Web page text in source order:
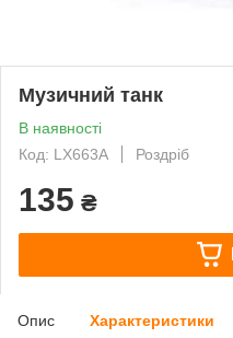
Музичний танк
В наявності
Код: LX663A
Роздріб
135 ₴
Опис Характеристики